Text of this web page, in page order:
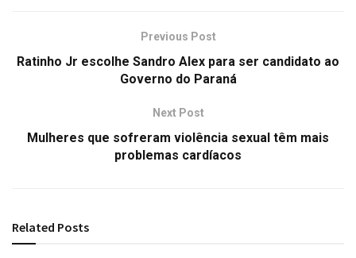
Previous Post
Ratinho Jr escolhe Sandro Alex para ser candidato ao
Governo do Paraná
Next Post
Mulheres que sofreram violência sexual têm mais
problemas cardíacos
Related Posts